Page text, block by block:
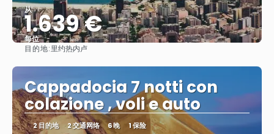
从
1.639 €
每位
目的地:里约热内卢
Cappadocia 7 notti con
colazione , voli e auto
2 目的地 2 交通网络 6 晚 1 保险